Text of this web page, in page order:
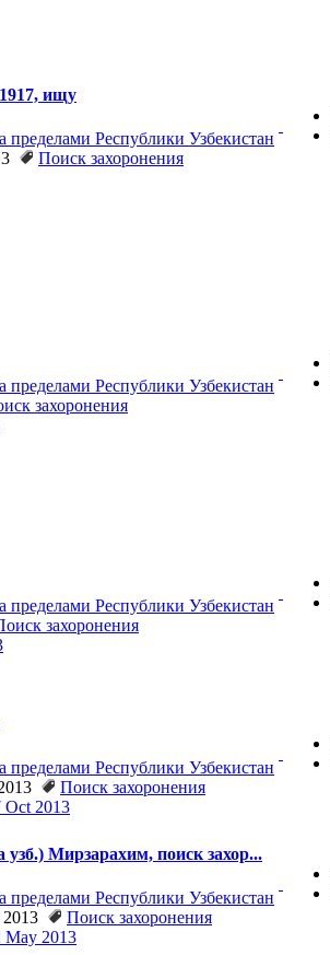
ищу
пределами Республики Узбекистан
Поиск захоронения
пределами Республики Узбекистан
захоронения
пределами Республики Узбекистан
захоронения
пределами Республики Узбекистан
Поиск захоронения
Oct 2013
Мирзарахим, поиск захор...
пределами Республики Узбекистан
Поиск захоронения
May 2013